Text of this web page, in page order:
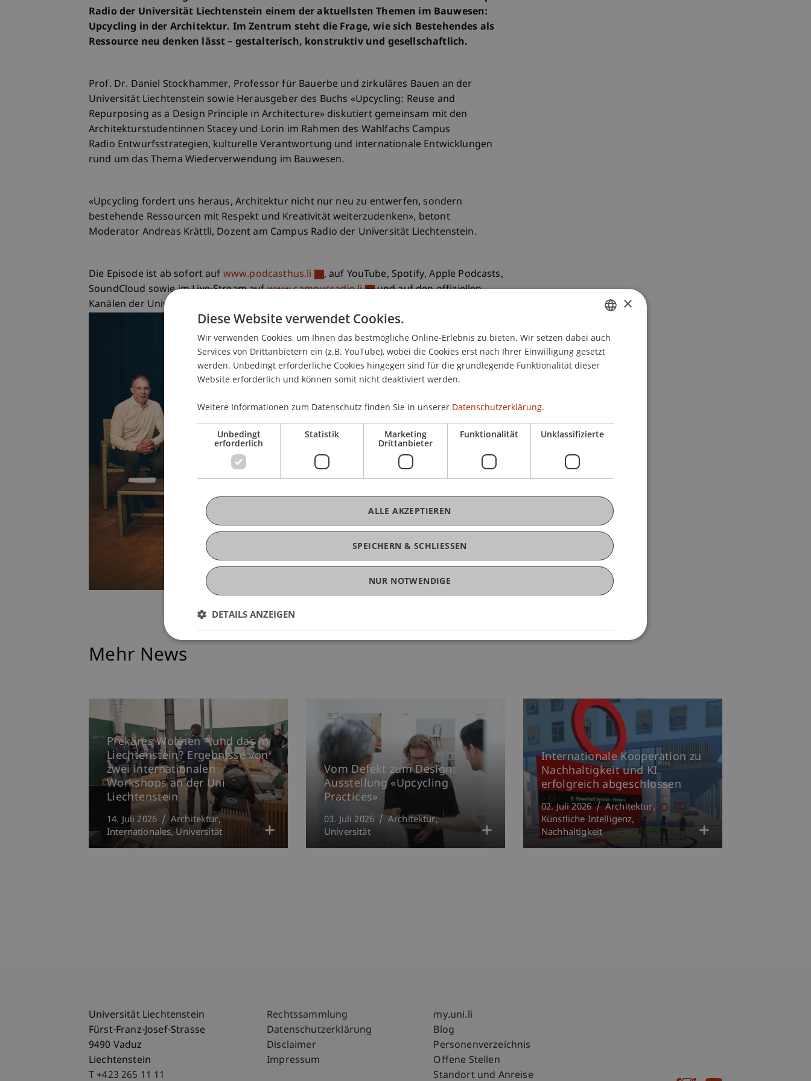
Radio der Universität Liechtenstein einem der aktuellsten Themen im Bauwesen:
Upcycling in der Architektur. Im Zentrum steht die Frage, wie sich Bestehendes als
Ressource neu denken lässt – gestalterisch, konstruktiv und gesellschaftlich.
Prof. Dr. Daniel Stockhammer, Professor für Bauerbe und zirkuläres Bauen an der
Universität Liechtenstein sowie Herausgeber des Buchs «Upcycling: Reuse and
Repurposing as a Design Principle in Architecture» diskutiert gemeinsam mit den
Architekturstudentinnen Stacey und Lorin im Rahmen des Wahlfachs Campus
Radio Entwurfsstrategien, kulturelle Verantwortung und internationale Entwicklungen
rund um das Thema Wiederverwendung im Bauwesen.
«Upcycling fordert uns heraus, Architektur nicht nur neu zu entwerfen, sondern
bestehende Ressourcen mit Respekt und Kreativität weiterzudenken», betont
Moderator Andreas Krättli, Dozent am Campus Radio der Universität Liechtenstein.
Die Episode ist ab sofort auf www.podcasthus.li
, auf YouTube, Spotify, Apple Podcasts,
SoundCloud sowie im Live-Stream aufwww.campusradio.li
und auf den offiziellen
Kanälen der Universität Liechtenstein verfügbar.
Mehr News
Prekäres Wohnen – und das in
Liechtenstein? Ergebnisse von
zwei internationalen
Workshops an der Uni
Liechtenstein
14. Juli 2026
Architektur
Internationales Universität
Vom Defekt zum Design:
Ausstellung «Upcycling
Practices»
03. Juli 2026
Architektur
Universität
Internationale Kooperation zu
Nachhaltigkeit und KI
erfolgreich abgeschlossen
02. Juli 2026
Architektur
Künstliche Intelligenz
Nachhaltigkeit
Universität Liechtenstein
Fürst-Franz-Josef-Strasse
9490 Vaduz
Liechtenstein
T +423 265 11 11
Fußzeile Rechtliche Hinweise
Rechtssammlung
Datenschutzerklärung
Disclaimer
Impressum
Fußzeile Subdomain-Verzeichnis
my.uni.li
Blog
Personenverzeichnis
Offene Stellen
Standort und Anreise
GERMAN
ENGLISH
×
Diese Website verwendet Cookies.
Wir verwenden Cookies, um Ihnen das bestmögliche Online-Erlebnis zu bieten. Wir setzen dabei auch
Services von Drittanbietern ein (z.B. YouTube), wobei die Cookies erst nach Ihrer Einwilligung gesetzt
werden. Unbedingt erforderliche Cookies hingegen sind für die grundlegende Funktionalität dieser
Website erforderlich und können somit nicht deaktiviert werden.
Weitere Informationen zum Datenschutz finden Sie in unserer Datenschutzerklärung.
Unbedingt
erforderlich
Statistik Marketing
Drittanbieter
Funktionalität Unklassifizierte
SPEICHERN & SCHLIESSEN
ALLE AKZEPTIEREN
NUR NOTWENDIGE
DETAILS ANZEIGEN